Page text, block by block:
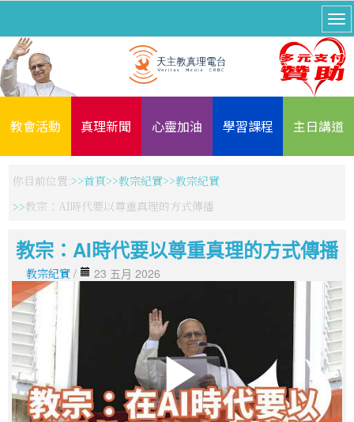
教會活動 真理新聞 心靈加油 學習課程 主日講道
你目前位置: 首頁 教宗紀實
教宗紀實
教宗：AI時代要以尊重真理的方式傳播
教宗：AI時代要以尊重真理的方式傳播
教宗紀實 / 23 五月 2026